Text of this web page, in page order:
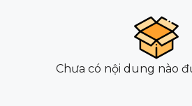
Chưa có nội dung nào